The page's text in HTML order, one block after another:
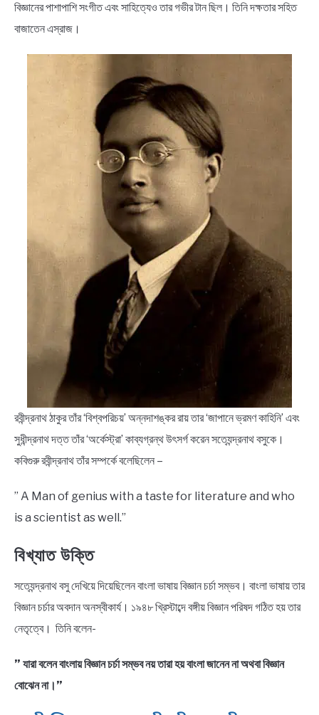
বিজ্ঞানের পাশাপাশি সংগীত এবং সাহিত্যেও তার গভীর টান ছিল। তিনি দক্ষতার সহিত
বাজাতেন এস্রাজ।
রবীন্দ্রনাথ ঠাকুর তাঁর ‘বিশ্বপরিচয়’ অন্নদাশঙ্কর রায় তার ‘জাপানে ভ্রমণ কাহিনি’ এবং
সুধীন্দ্রনাথ দত্ত তাঁর ‘অর্কেস্ট্রা’ কাব্যগ্রন্থ উৎসর্গ করেন সত্যেন্দ্রনাথ বসুকে।
কবিগুরু রবীন্দ্রনাথ তাঁর সম্পর্কে বলেছিলেন –
” A Man of genius with a taste for literature and who
is a scientist as well.”
বিখ্যাত উক্তি
সত্যেন্দ্রনাথ বসু দেখিয়ে দিয়েছিলেন বাংলা ভাষায় বিজ্ঞান চর্চা সম্ভব। বাংলা ভাষায় তার
বিজ্ঞান চর্চার অবদান অনস্বীকার্য। ১৯৪৮ খ্রিস্টাব্দে বঙ্গীয় বিজ্ঞান পরিষদ গঠিত হয় তার
নেতৃত্বে। তিনি বলেন-
” যারা বলেন বাংলায় বিজ্ঞান চর্চা সম্ভব নয় তারা হয় বাংলা জানেন না অথবা বিজ্ঞান
বোঝেন না।”